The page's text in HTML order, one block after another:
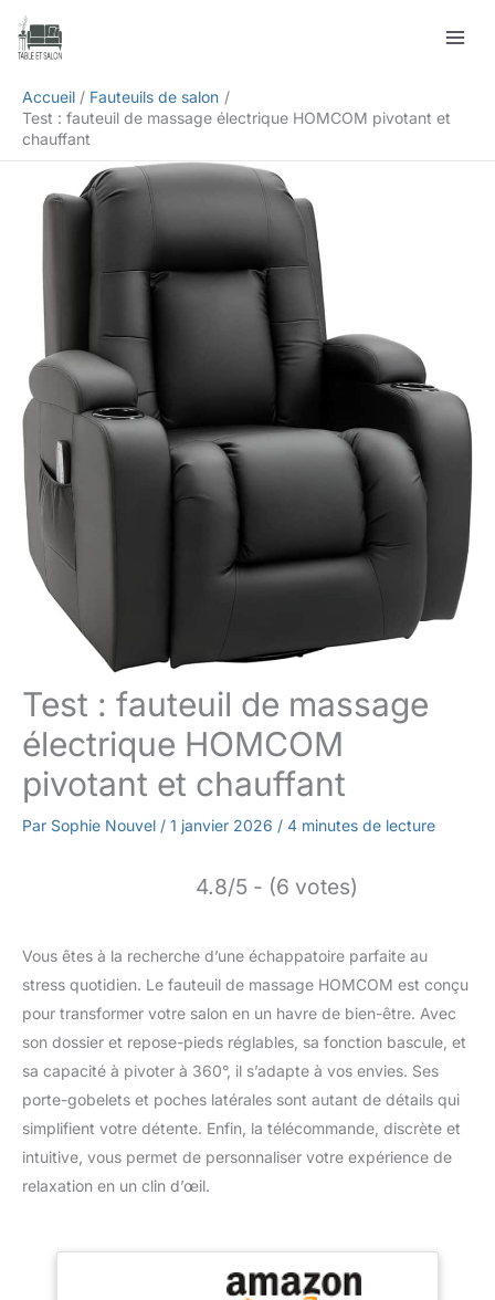
Aller
Accueil
Fauteuils de salon
Test : fauteuil de massage électrique HOMCOM pivotant et
chauffant
Test : fauteuil de massage
électrique HOMCOM
pivotant et chauffant
Par Sophie Nouvel / 1 janvier 2026 / 4 minutes de lecture
4.8/5 - (6 votes)
Vous êtes à la recherche d’une échappatoire parfaite au
stress quotidien. Le fauteuil de massage HOMCOM est conçu
pour transformer votre salon en un havre de bien-être. Avec
son dossier et repose-pieds réglables, sa fonction bascule, et
sa capacité à pivoter à 360°, il s’adapte à vos envies. Ses
porte-gobelets et poches latérales sont autant de détails qui
simplifient votre détente. Enfin, la télécommande, discrète et
intuitive, vous permet de personnaliser votre expérience de
relaxation en un clin d’œil.
Rechercher